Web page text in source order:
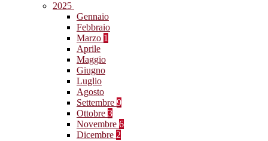
2025
Gennaio
Febbraio
Marzo 1
Aprile
Maggio
Giugno
Luglio
Agosto
Settembre 9
Ottobre 3
Novembre 6
Dicembre 2